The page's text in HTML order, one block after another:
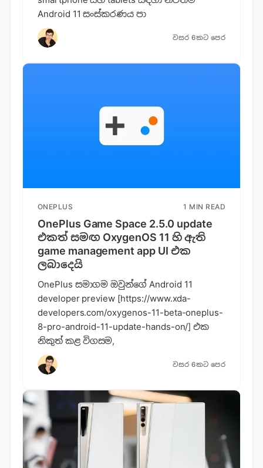
Android 11 සංස්කරණය පා
වසර 6කට පෙර
ONEPLUS 1 MIN READ
OnePlus Game Space 2.5.0 update
එකත් සමඟ OxygenOS 11 හි ඇති
game management app UI එක
ලබාදෙයි
OnePlus සමාගම ඔවුන්ගේ Android 11
developer preview [https://www.xda-
developers.com/oxygenos-11-beta-oneplus-
8-pro-android-11-update-hands-on/] එක
නිකුත් කළ විගසම,
වසර 6කට පෙර